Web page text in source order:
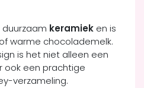
keramiek en is
warme chocolademelk.
is het niet alleen een
ook een prachtige
verzameling.